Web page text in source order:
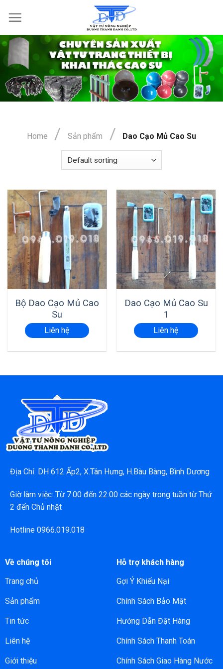
Home / Sản phẩm / Dao Cạo Mủ Cao Su
Bộ Dao Cạo Mủ Cao
Su
Liên hệ
Dao Cạo Mủ Cao Su
1
Liên hệ
Địa Chỉ: DH 612 Ấp2, X.Tân Hưng, H.Bàu Bàng, Bình Dương
Giờ làm việc: Từ 7:00 đến 22:00 các ngày trong tuần từ Thứ
2 đến Chủ nhật
Hotline 0966.019.018
Về chúng tôi
Trang chủ
Sản phẩm
Tin tức
Liên hệ
Giới thiệu
Hỗ trợ khách hàng
Gợi Ý Khiếu Nại
Chính Sách Bảo Mật
Hướng Dẫn Đặt Hàng
Chính Sách Thanh Toán
Chính Sách Giao Hàng Nước